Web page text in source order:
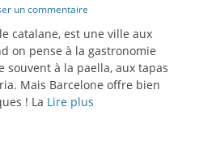
un commentaire
catalane, est une ville aux
on pense à la gastronomie
souvent à la paella, aux tapas
Mais Barcelone offre bien
! La Lire plus